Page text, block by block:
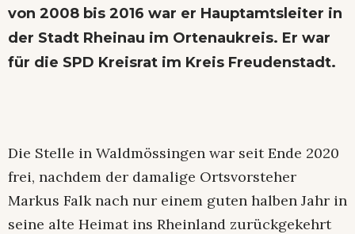
von 2008 bis 2016 war er Hauptamtsleiter in
der Stadt Rheinau im Ortenaukreis. Er war
für die SPD Kreisrat im Kreis Freudenstadt.
Die Stelle in Waldmössingen war seit Ende 2020
frei, nachdem der damalige Ortsvorsteher
Markus Falk nach nur einem guten halben Jahr in
seine alte Heimat ins Rheinland zurückgekehrt